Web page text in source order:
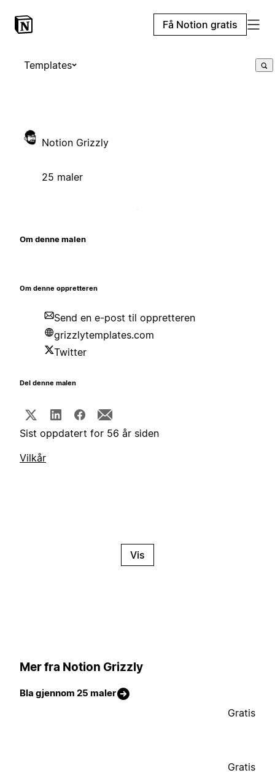
Få Notion gratis
Templates
Notion Grizzly
25 maler
Om denne malen
Om denne oppretteren
Send en e-post til oppretteren
grizzlytemplates.com
Twitter
Del denne malen
Sist oppdatert for 56 år siden
Vilkår
Vis
Mer fra Notion Grizzly
Bla gjennom 25 maler
Gratis
Gratis